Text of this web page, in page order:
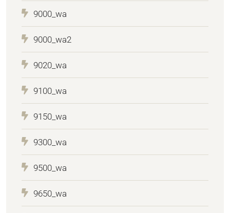
9000_wa
9000_wa2
9020_wa
9100_wa
9150_wa
9300_wa
9500_wa
9650_wa